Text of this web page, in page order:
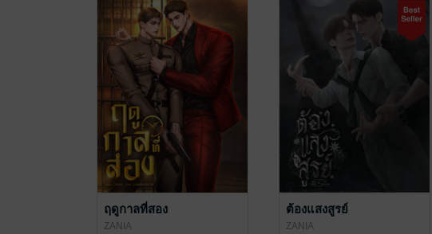
ฤดูกาลที่สอง
ZANIA
ต้องแสงสูรย์
ZANIA